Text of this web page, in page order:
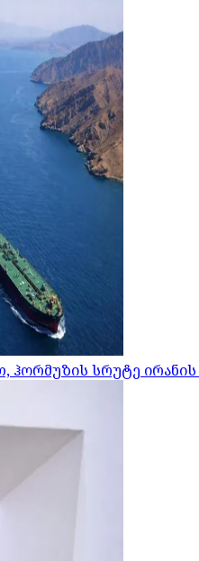
ჰორმუზის სრუტე